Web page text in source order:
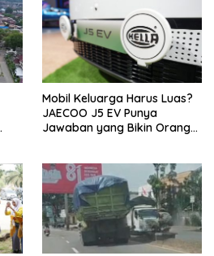
Mobil Keluarga Harus Luas?
JAECOO J5 EV Punya
Jawaban yang Bikin Orang